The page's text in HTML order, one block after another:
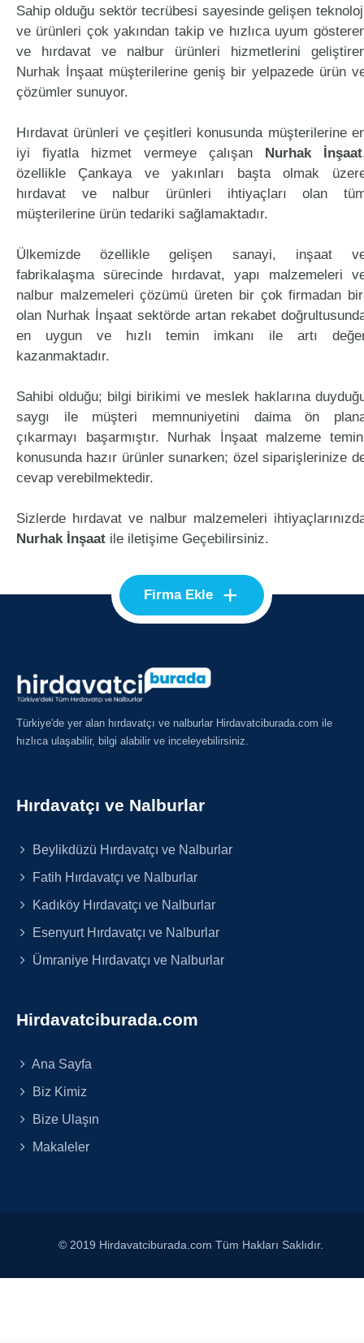
Sahip olduğu sektör tecrübesi sayesinde gelişen
ve ürünleri çok yakından takip ve hızlıca uyum
ve hırdavat ve nalbur ürünleri hizmetlerini
Nurhak İnşaat müşterilerine geniş bir yelpazede ürün
çözümler sunuyor.
Hırdavat ürünleri ve çeşitleri konusunda müşterilerine
iyi fiyatla hizmet vermeye çalışan Nurhak İnşaat
özellikle Çankaya ve yakınları başta olmak
hırdavat ve nalbur ürünleri ihtiyaçları olan
müşterilerine ürün tedariki sağlamaktadır.
Ülkemizde özellikle gelişen sanayi, inşaat
fabrikalaşma sürecinde hırdavat, yapı malzemeleri
nalbur malzemeleri çözümü üreten bir çok firmadan
olan Nurhak İnşaat sektörde artan rekabet
en uygun ve hızlı temin imkanı ile artı
kazanmaktadır.
Sahibi olduğu; bilgi birikimi ve meslek haklarına
saygı ile müşteri memnuniyetini daima ön
çıkarmayı başarmıştır. Nurhak İnşaat malzeme
konusunda hazır ürünler sunarken; özel siparişlerinize
cevap verebilmektedir.
Sizlerde hırdavat ve nalbur malzemeleri
Nurhak İnşaat ile iletişime Geçebilirsiniz.
Firma Ekle +
Türkiye'de yer alan hırdavatçı ve nalburlar Hirdavatciburada.com ile
hızlıca ulaşabilir, bilgi alabilir ve inceleyebilirsiniz.
Hırdavatçı ve Nalburlar
Beylikdüzü Hırdavatçı ve Nalburlar
Fatih Hırdavatçı ve Nalburlar
Kadıköy Hırdavatçı ve Nalburlar
Esenyurt Hırdavatçı ve Nalburlar
Ümraniye Hırdavatçı ve Nalburlar
Hirdavatciburada.com
Ana Sayfa
Biz Kimiz
Bize Ulaşın
Makaleler
© 2019 Hirdavatciburada.com Tüm Hakları Saklıdır.